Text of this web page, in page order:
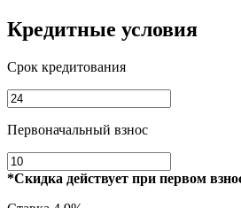
Кредитные условия
Срок кредитования
Первоначальный взнос
*Скидка действует при первом